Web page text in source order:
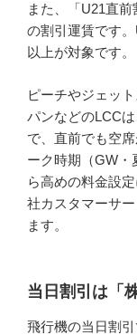
また、「U21直
の割引運賃です
以上が対象です。
ピーチやジェッ
パンなどのLCC
で、直前でも空
ーク時期（GW・
ら高めの料金設
社カスタマーサ
ます。
当日割引は「
飛行機の当日割引